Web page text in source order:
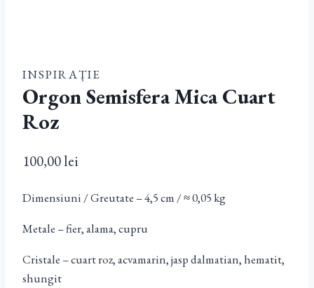
INSPIRAȚIE
Orgon Semisfera Mica Cuart
Roz
100,00lei
Dimensiuni / Greutate – 4,5 cm / ≈ 0,05 kg
Metale – fier, alama, cupru
Cristale – cuart roz, acvamarin, jasp dalmatian, hematit,
shungit